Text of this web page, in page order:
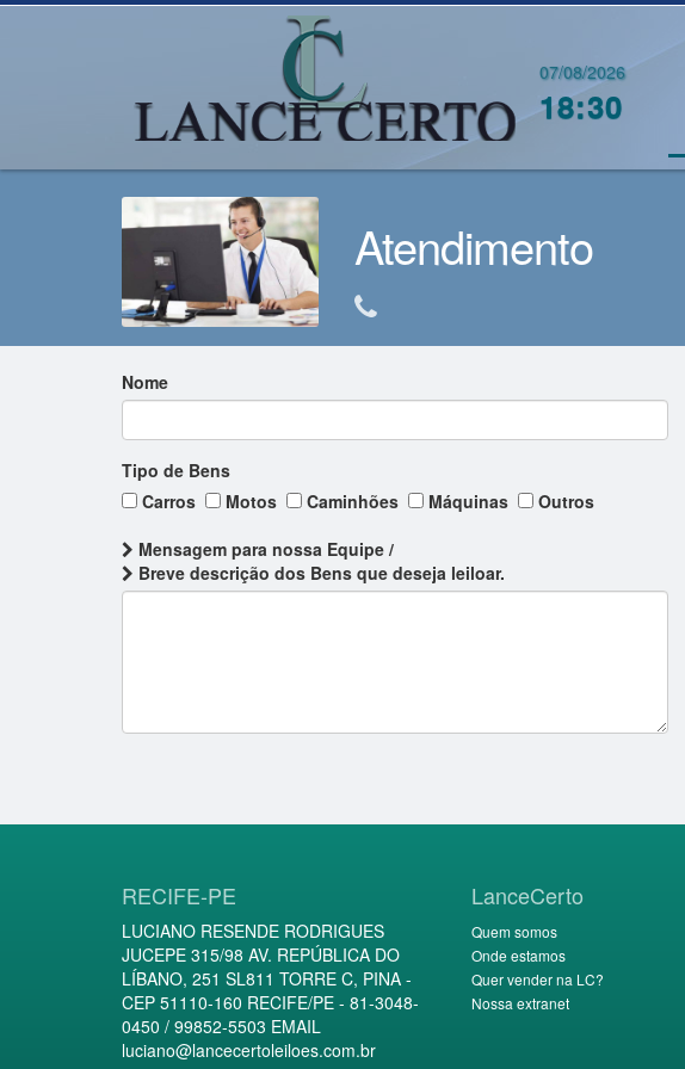
07/08/2026
18:30
Atendimento
Nome
Tipo de Bens
Carros
Motos Caminhões Máquinas
Outros
Mensagem para nossa Equipe /
Breve descrição dos Bens que deseja leiloar.
RECIFE-PE
LUCIANO RESENDE RODRIGUES
JUCEPE 315/98 AV. REPÚBLICA DO
LÍBANO, 251 SL811 TORRE C, PINA -
CEP 51110-160 RECIFE/PE - 81-3048-
0450 / 99852-5503 EMAIL
luciano@lancecertoleiloes.com.br
LanceCerto
Quem somos
Onde estamos
Quer vender na LC?
Nossa extranet